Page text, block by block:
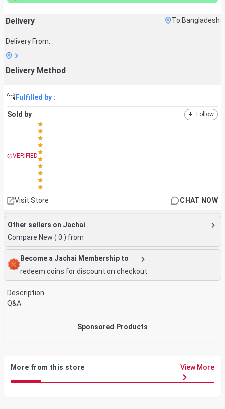
Delivery To Bangladesh
Delivery From:
Delivery Method
Fulfilled by :
Sold by + Follow
VERIFIED
Visit Store CHAT NOW
Other sellers on Jachai
Compare New ( 0 ) from
Become a Jachai Membership to
redeem coins for discount on checkout
Description
Q&A
Sponsored Products
More from this store View More